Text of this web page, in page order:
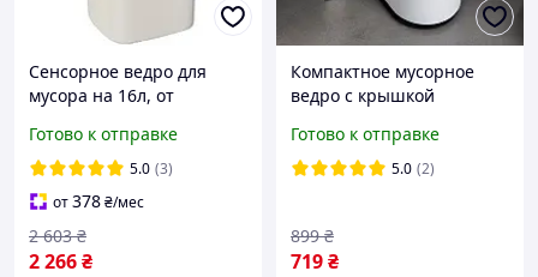
Сенсорное ведро для
мусора на 16л, от
Автоматическое
мусорное ведро / Умное
мусорное ведро с
крышкой
Готово к отправке
5.0 (3)
от378₴/мес
2 266₴
2 603 ₴
Компактное мусорное
ведро с крышкой
Готово к отправке
5.0 (2)
719₴
899 ₴